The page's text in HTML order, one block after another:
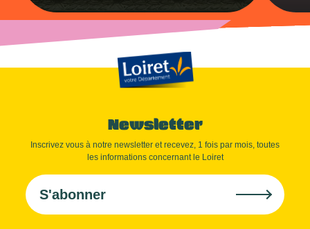
Newsletter
Inscrivez vous à notre newsletter et recevez, 1 fois par mois, toutes
les informations concernant le Loiret
S'abonner